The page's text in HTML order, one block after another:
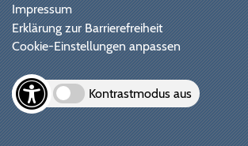
Impressum
Erklärung zur Barrierefreiheit
Cookie-Einstellungen anpassen
Kontrastmodus aus